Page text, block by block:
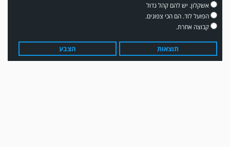
אשקלון. יש להם קהל גדול
הפועל לוד. הם הכי צפונים.
קבוצה אחרת.
תוצאות הצבע